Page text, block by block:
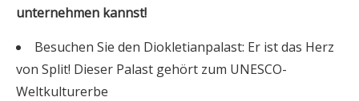
unternehmen kannst!
Besuchen Sie den Diokletianpalast: Er ist das Herz
von Split! Dieser Palast gehört zum UNESCO-
Weltkulturerbe